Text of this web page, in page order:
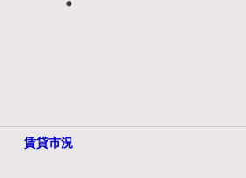
賃貸市況